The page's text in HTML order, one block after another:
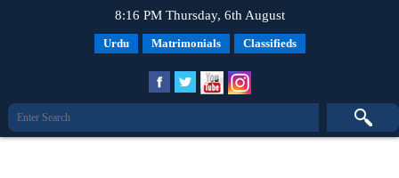
8:16 PM Thursday, 6th August
Urdu Matrimonials Classifieds